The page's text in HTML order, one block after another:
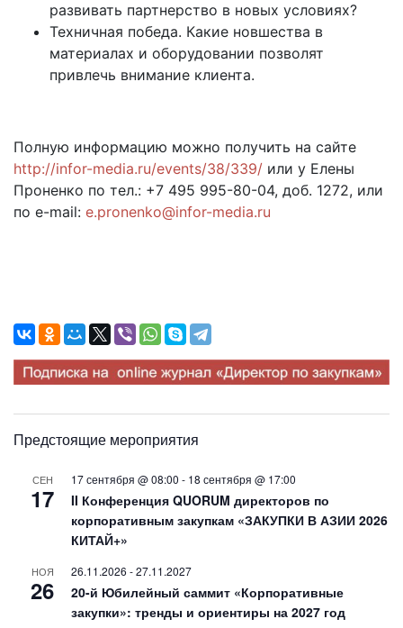
развивать партнерство в новых условиях?
Техничная победа. Какие новшества в
материалах и оборудовании позволят
привлечь внимание клиента.
Полную информацию можно получить на сайте
http://infor-media.ru/events/38/339/ или у Елены
Проненко по тел.: +7 495 995-80-04, доб. 1272, или
по e-mail: e.pronenko@infor-media.ru
Предстоящие мероприятия
СЕН
17
17 сентября @ 08:00 - 18 сентября @ 17:00
II Конференция QUORUM директоров по
корпоративным закупкам «ЗАКУПКИ В АЗИИ 2026
КИТАЙ+»
НОЯ
26
26.11.2026 -27.11.2027
20-й Юбилейный саммит «Корпоративные
закупки»: тренды и ориентиры на 2027 год